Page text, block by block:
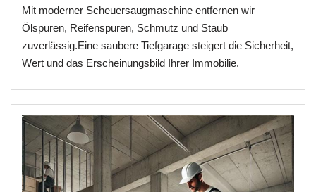
Mit moderner Scheuersaugmaschine entfernen wir
Ölspuren, Reifenspuren, Schmutz und Staub
zuverlässig.Eine saubere Tiefgarage steigert die Sicherheit,
Wert und das Erscheinungsbild Ihrer Immobilie.